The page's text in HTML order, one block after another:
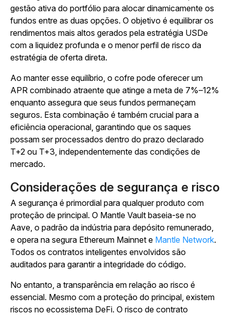
gestão ativa do portfólio para alocar dinamicamente os
fundos entre as duas opções. O objetivo é equilibrar os
rendimentos mais altos gerados pela estratégia USDe
com a liquidez profunda e o menor perfil de risco da
estratégia de oferta direta.
Ao manter esse equilíbrio, o cofre pode oferecer um
APR combinado atraente que atinge a meta de 7%–12%
enquanto assegura que seus fundos permaneçam
seguros. Esta combinação é também crucial para a
eficiência operacional, garantindo que os saques
possam ser processados dentro do prazo declarado
T+2 ou T+3, independentemente das condições de
mercado.
Considerações de segurança e risco
A segurança é primordial para qualquer produto com
proteção de principal. O Mantle Vault baseia-se no
Aave, o padrão da indústria para depósito remunerado,
e opera na segura Ethereum Mainnet e Mantle Network.
Todos os contratos inteligentes envolvidos são
auditados para garantir a integridade do código.
No entanto, a transparência em relação ao risco é
essencial. Mesmo com a proteção do principal, existem
riscos no ecossistema DeFi. O risco de contrato